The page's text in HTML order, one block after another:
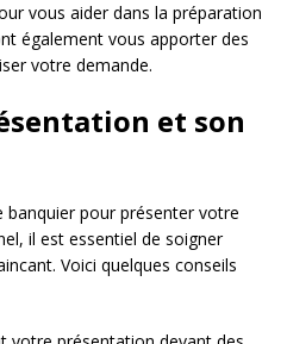
vous aider dans la préparation
également vous apporter des
votre demande.
et son
pour présenter votre
il est essentiel de soigner
Voici quelques conseils